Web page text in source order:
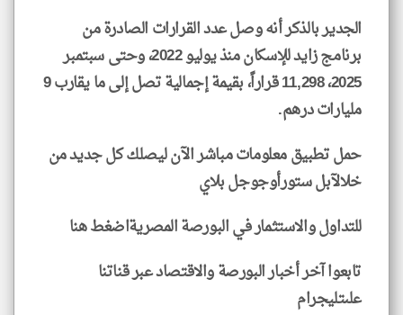
الجدير بالذكر أنه وصل عدد القرارات الصادرة من
برنامج زايد للإسكان منذ يوليو 2022، وحتى سبتمبر
2025، 11,298 قراراً، بقيمة إجمالية تصل إلى ما يقارب 9
مليارات درهم.
حمل تطبيق معلومات مباشر الآن ليصلك كل جديد من
خلالآبل ستورأوجوجل بلاي
للتداول والاستثمار في البورصة المصريةاضغط هنا
تابعوا آخر أخبار البورصة والاقتصاد عبر قناتنا
علىتليجرام